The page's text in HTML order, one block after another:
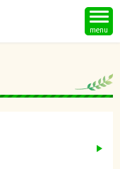
menu